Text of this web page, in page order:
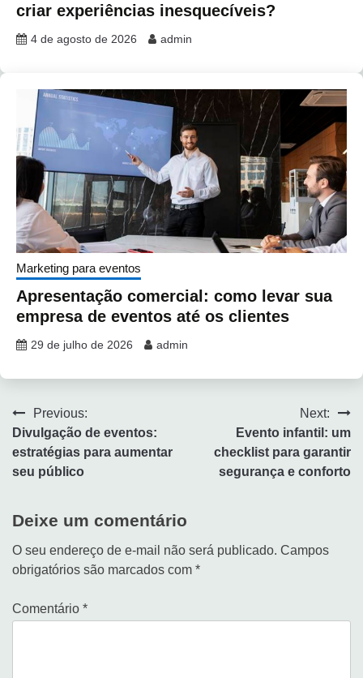
criar experiências inesquecíveis?
4 de agosto de 2026 admin
Marketing para eventos
Apresentação comercial: como levar sua
empresa de eventos até os clientes
29 de julho de 2026 admin
Previous:
Divulgação de eventos:
estratégias para aumentar
seu público
Next:
Evento infantil: um
checklist para garantir
segurança e conforto
Deixe um comentário
O seu endereço de e-mail não será publicado. Campos
obrigatórios são marcados com *
Comentário *